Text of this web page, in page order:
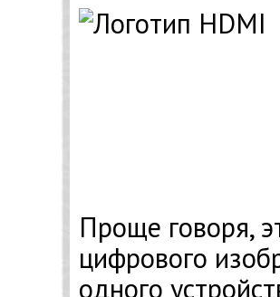
Проще говоря,
цифрового
одного